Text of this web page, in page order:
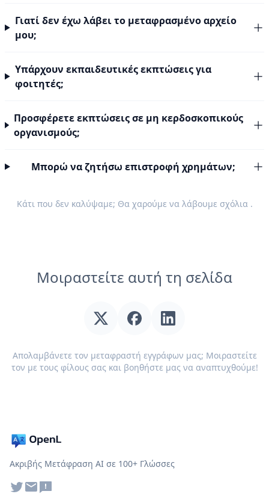
Γιατί δεν έχω λάβει το μεταφρασμένο αρχείο
μου;
Υπάρχουν εκπαιδευτικές εκπτώσεις για
φοιτητές;
Προσφέρετε εκπτώσεις σε μη κερδοσκοπικούς
οργανισμούς;
Μπορώ να ζητήσω επιστροφή χρημάτων;
Κάτι που δεν καλύψαμε; Θα χαρούμε να λάβουμε σχόλια.
Μοιραστείτε αυτή τη σελίδα
Απολαμβάνετε τον μεταφραστή εγγράφων μας; Μοιραστείτε
τον με τους φίλους σας και βοηθήστε μας να αναπτυχθούμε!
Ακριβής Μετάφραση AI σε 100+ Γλώσσες